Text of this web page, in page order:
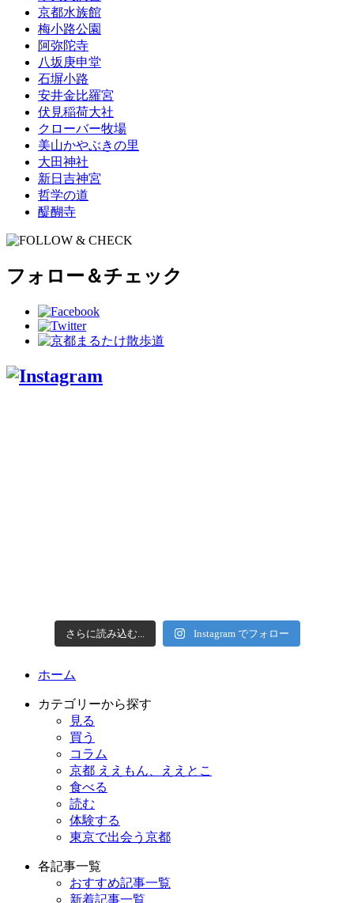
京都水族館
梅小路公園
阿弥陀寺
八坂庚申堂
石塀小路
安井金比羅宮
伏見稲荷大社
クローバー牧場
美山かやぶきの里
大田神社
新日吉神宮
哲学の道
醍醐寺
フォロー＆チェック
さらに読み込む... Instagram でフォロー
ホーム
カテゴリーから探す
見る
買う
コラム
京都 ええもん、ええとこ
食べる
読む
体験する
東京で出会う京都
各記事一覧
おすすめ記事一覧
新着記事一覧